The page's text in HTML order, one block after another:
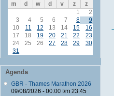
m d w d v z
z
1
2
3
4 5 6 7 8
9
10
11 12 13 14 15
16
17
18 19 20 21 22
23
24
25 26 27 28 29
30
31
Agenda
GBR - Thames Marathon 2026
09/08/2026 - 00:00t/m 23:45